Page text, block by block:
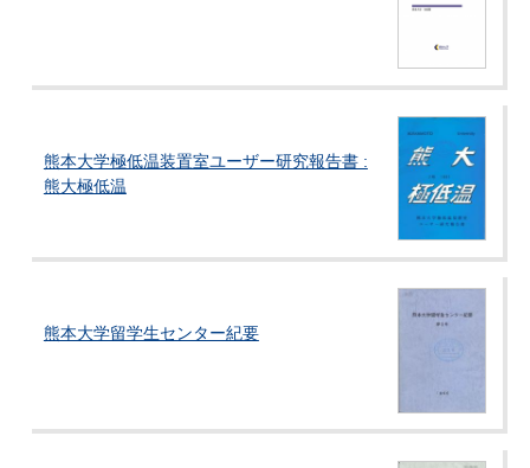
熊本大学極低温装置室ユーザー研究報告書 :
熊大極低温
熊本大学留学生センター紀要